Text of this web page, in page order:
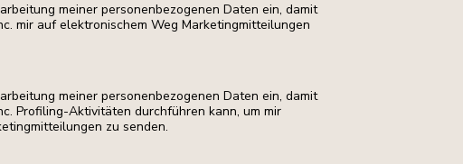
meiner personenbezogenen Daten ein, damit
mir auf elektronischem Weg Marketingmitteilungen
meiner personenbezogenen Daten ein, damit
Profiling-Aktivitäten durchführen kann, um mir
zu senden.